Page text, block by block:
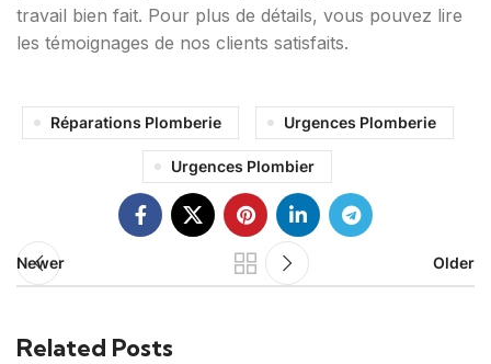
travail bien fait. Pour plus de détails, vous pouvez lire
les témoignages de nos clients satisfaits.
Réparations Plomberie Urgences Plomberie
Urgences Plombier
Newer Older
Related Posts